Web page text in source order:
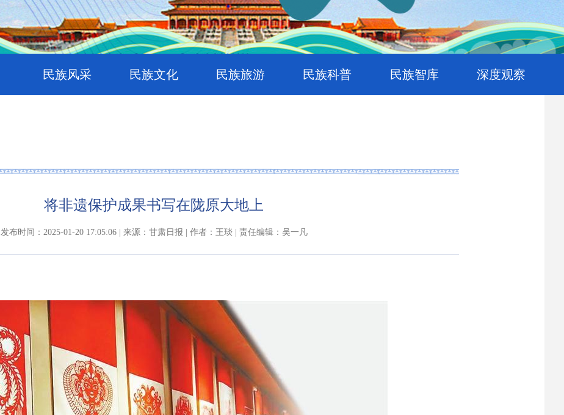
民族风采 民族文化 民族旅游 民族科普 民族智库 深度观察
将非遗保护成果书写在陇原大地上
发布时间：2025-01-20 17:05:06 | 来源：甘肃日报 | 作者：王琰 | 责任编辑：吴一凡